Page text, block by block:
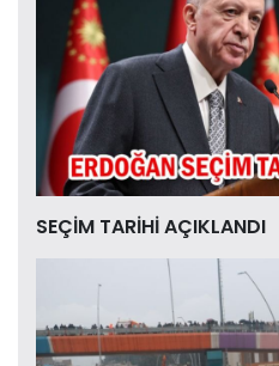
SEÇİM TARİHİ AÇIKLANDI